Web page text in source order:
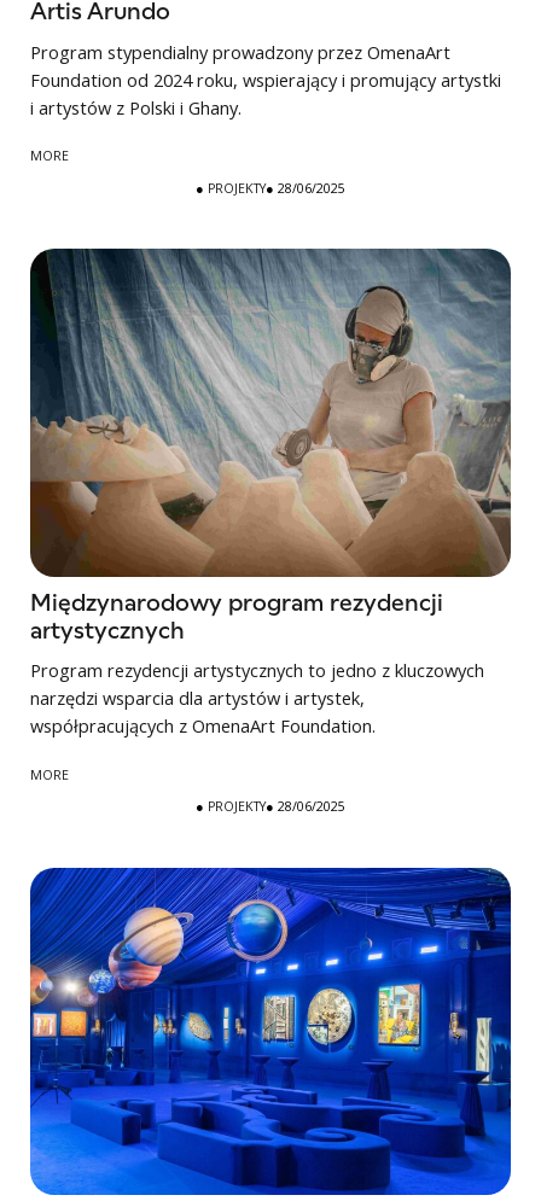
Artis Arundo
Program stypendialny prowadzony przez OmenaArt
Foundation od 2024 roku, wspierający i promujący artystki
i artystów z Polski i Ghany.
MORE
● PROJEKTY● 28/06/2025
Międzynarodowy program rezydencji
artystycznych
Program rezydencji artystycznych to jedno z kluczowych
narzędzi wsparcia dla artystów i artystek,
współpracujących z OmenaArt Foundation.
MORE
● PROJEKTY● 28/06/2025